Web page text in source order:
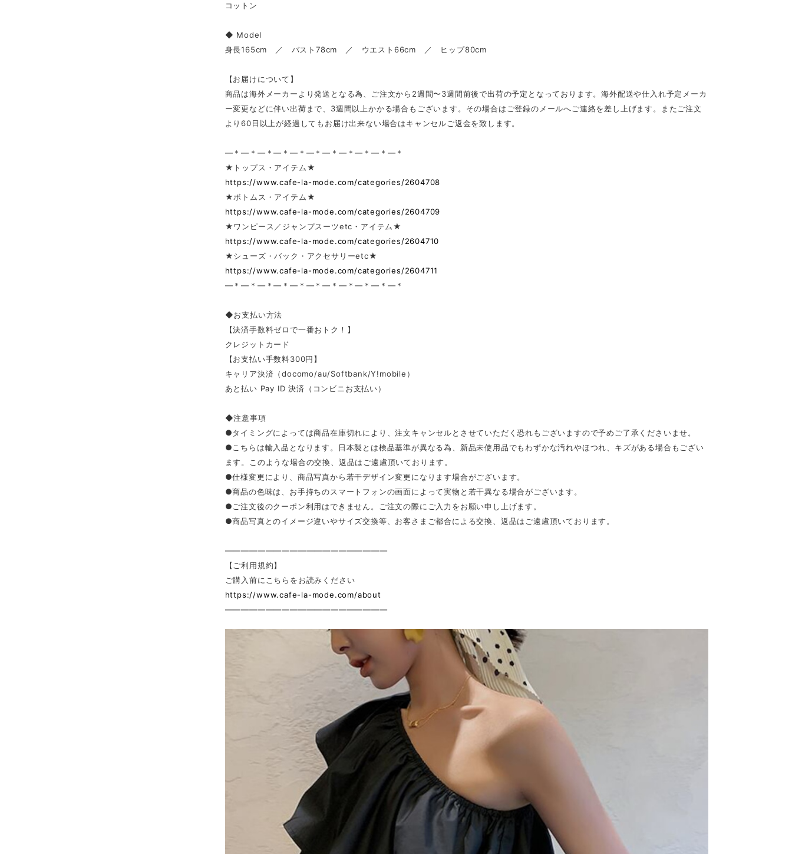
コットン
◆ Model
身長165cm ／ バスト78cm ／ ウエスト66cm ／ ヒップ80cm
【お届けについて】
商品は海外メーカーより発送となる為、ご注文から2週間〜3週間前後で出荷の予定となっております。海外配送や仕入れ予定メーカ
ー変更などに伴い出荷まで、3週間以上かかる場合もございます。その場合はご登録のメールへご連絡を差し上げます。またご注文
より60日以上が経過してもお届け出来ない場合はキャンセルご返金を致します。
—＊—＊—＊—＊—＊—＊—＊—＊—＊—＊—＊
★トップス・アイテム★
https://www.cafe-la-mode.com/categories/2604708
★ボトムス・アイテム★
https://www.cafe-la-mode.com/categories/2604709
★ワンピース／ジャンプスーツetc・アイテム★
https://www.cafe-la-mode.com/categories/2604710
★シューズ・バック・アクセサリーetc★
https://www.cafe-la-mode.com/categories/2604711
—＊—＊—＊—＊—＊—＊—＊—＊—＊—＊—＊
◆お支払い方法
【決済手数料ゼロで一番おトク！】
クレジットカード
【お支払い手数料300円】
キャリア決済（docomo/au/Softbank/Y!mobile）
あと払い Pay ID 決済（コンビニお支払い）
◆注意事項
●タイミングによっては商品在庫切れにより、注文キャンセルとさせていただく恐れもございますので予めご了承くださいませ。
●こちらは輸入品となります。日本製とは検品基準が異なる為、新品未使用品でもわずかな汚れやほつれ、キズがある場合もござい
ます。このような場合の交換、返品はご遠慮頂いております。
●仕様変更により、商品写真から若干デザイン変更になります場合がございます。
●商品の色味は、お手持ちのスマートフォンの画面によって実物と若干異なる場合がございます。
●ご注文後のクーポン利用はできません。ご注文の際にご入力をお願い申し上げます。
●商品写真とのイメージ違いやサイズ交換等、お客さまご都合による交換、返品はご遠慮頂いております。
————————————————————
【ご利用規約】
ご購入前にこちらをお読みください
https://www.cafe-la-mode.com/about
————————————————————